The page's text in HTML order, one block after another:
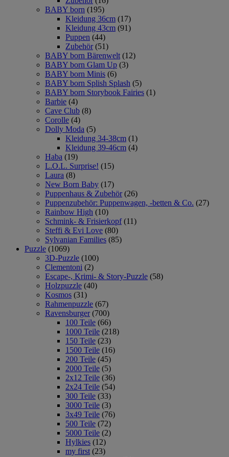
BABY born (195)
Kleidung 36cm (17)
Kleidung 43cm (91)
Puppen (44)
Zubehör (51)
BABY born Bärenwelt (12)
BABY born Glam Up (3)
BABY born Minis (6)
BABY born Splish Splash (5)
BABY born Storybook Fairies (1)
Barbie (4)
Cave Club (8)
Corolle (4)
Dolly Moda (5)
Kleidung 34-38cm (1)
Kleidung 39-46cm (4)
Haba (19)
L.O.L. Surprise! (15)
Laura (8)
New Born Baby (17)
Puppenhaus & Zubehör (26)
Puppenzubehör: Puppenwagen, -betten & Co. (27)
Rainbow High (10)
Schmink- & Frisierkopf (11)
Steffi & Evi Love (80)
Sylvanian Families (85)
Puzzle (1069)
3D-Puzzle (100)
Clementoni (2)
Escape-, Krimi- & Story-Puzzle (58)
Holzpuzzle (40)
Kosmos (31)
Rahmenpuzzle (67)
Ravensburger (700)
100 Teile (66)
1000 Teile (218)
150 Teile (23)
1500 Teile (16)
200 Teile (45)
2000 Teile (5)
2x12 Teile (36)
2x24 Teile (54)
300 Teile (33)
3000 Teile (3)
3x49 Teile (76)
500 Teile (72)
5000 Teile (2)
Hylkies (12)
my first (23)